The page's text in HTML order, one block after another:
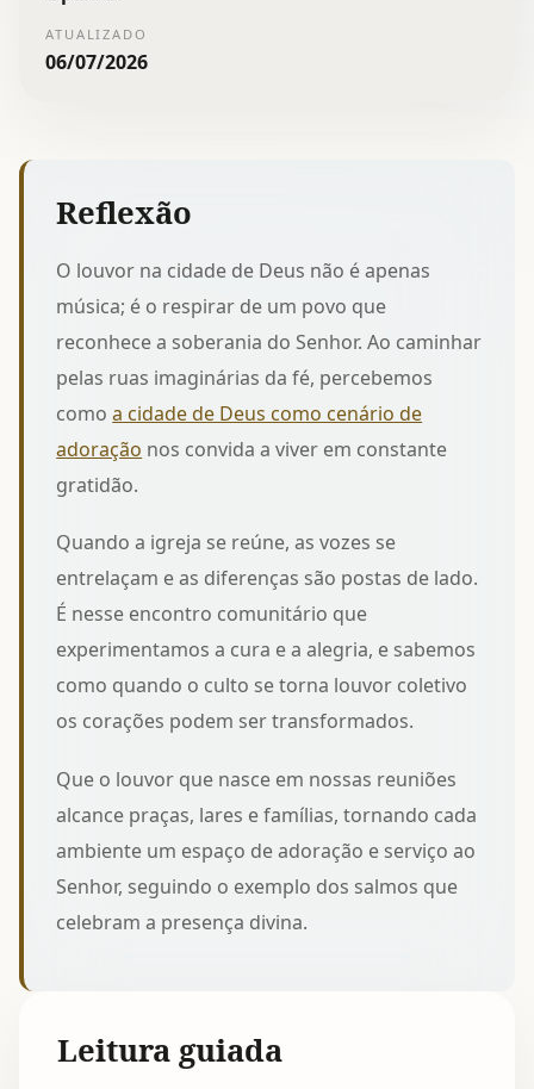
ATUALIZADO
06/07/2026
Reflexão
O louvor na cidade de Deus não é apenas
música; é o respirar de um povo que
reconhece a soberania do Senhor. Ao caminhar
pelas ruas imaginárias da fé, percebemos
comoa cidade de Deus como cenário de
adoração nos convida a viver em constante
gratidão.
Quando a igreja se reúne, as vozes se
entrelaçam e as diferenças são postas de lado.
É nesse encontro comunitário que
experimentamos a cura e a alegria, e sabemos
como quando o culto se torna louvor coletivo
os corações podem ser transformados.
Que o louvor que nasce em nossas reuniões
alcance praças, lares e famílias, tornando cada
ambiente um espaço de adoração e serviço ao
Senhor, seguindo o exemplo dos salmos que
celebram a presença divina.
Leitura guiada